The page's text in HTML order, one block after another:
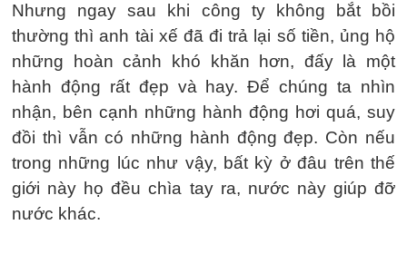
Nhưng ngay sau khi công ty không bắt bồi
thường thì anh tài xế đã đi trả lại số tiền, ủng hộ
những hoàn cảnh khó khăn hơn, đấy là một
hành động rất đẹp và hay. Để chúng ta nhìn
nhận, bên cạnh những hành động hơi quá, suy
đồi thì vẫn có những hành động đẹp. Còn nếu
trong những lúc như vậy, bất kỳ ở đâu trên thế
giới này họ đều chìa tay ra, nước này giúp đỡ
nước khác.